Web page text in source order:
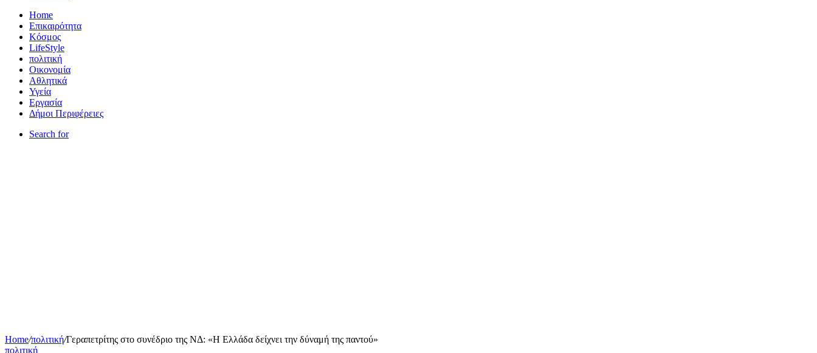
Home
Επικαιρότητα
Κόσμος
LifeStyle
πολιτική
Οικονομία
Αθλητικά
Υγεία
Εργασία
Δήμοι Περιφέρειες
Search for
Home/πολιτική/Γεραπετρίτης στο συνέδριο της ΝΔ: «Η Ελλάδα δείχνει την δύναμή της παντού»
πολιτική